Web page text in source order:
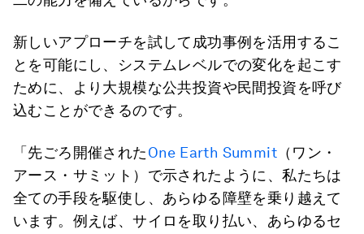
新しいアプローチを試して成功事例を活用するこ
とを可能にし、システムレベルでの変化を起こす
ために、より大規模な公共投資や民間投資を呼び
込むことができるのです。
「先ごろ開催されたOne Earth Summit （ワン・
アース・サミット）で示されたように、私たちは
全ての手段を駆使し、あらゆる障壁を乗り越えて
います。例えば、サイロを取り払い、あらゆるセ